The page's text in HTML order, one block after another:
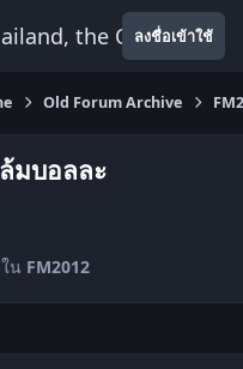
the Onlyลงชื่อเข้าใช้
Old Forum Archive
มบอลละ
ใน FM2012